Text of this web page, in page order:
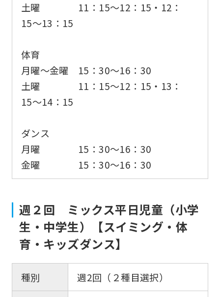
土曜 11：15〜12：15・12：
15〜13：15
体育
月曜〜金曜 15：30〜16：30
土曜 11：15〜12：15・13：
15〜14：15
ダンス
月曜 15：30〜16：30
金曜 15：30〜16：30
週２回 ミックス平日児童（小学
生・中学生）【スイミング・体
育・キッズダンス】
種別
週2回（２種目選択）